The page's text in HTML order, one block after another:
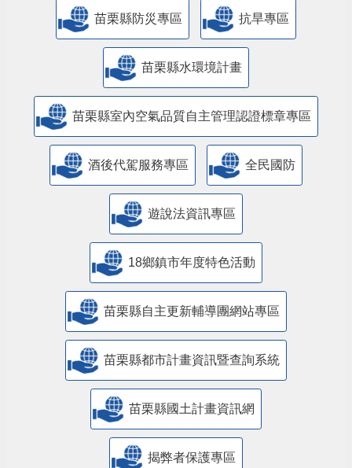
苗栗縣防災專區 抗旱專區
苗栗縣水環境計畫
苗栗縣室內空氣品質自主管理認證標章專區
酒後代駕服務專區 全民國防
遊說法資訊專區
18鄉鎮市年度特色活動
苗栗縣自主更新輔導團網站專區
苗栗縣都市計畫資訊暨查詢系統
苗栗縣國土計畫資訊網
揭弊者保護專區